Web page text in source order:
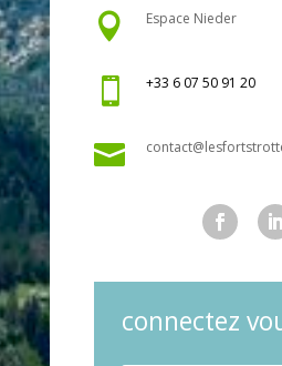
 Espace Nieder
 +33 6 07 50 91 20

connectez